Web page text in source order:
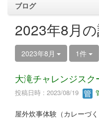
ブログ
2023年8月
2023年8月 1件
大滝チャレンジス
投稿日時 : 2023/08/19
屋外炊事体験（カレーづ